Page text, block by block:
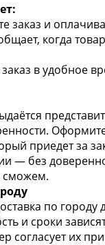
заказ и
когда
в удобное
приедет за
— без
сможем.
по городу
и сроки
согласует их